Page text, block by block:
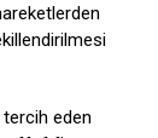
tercih eden